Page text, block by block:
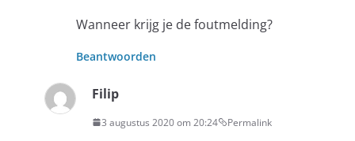
Wanneer krijg je de foutmelding?
Beantwoorden
Filip
3 augustus 2020 om 20:24 Permalink